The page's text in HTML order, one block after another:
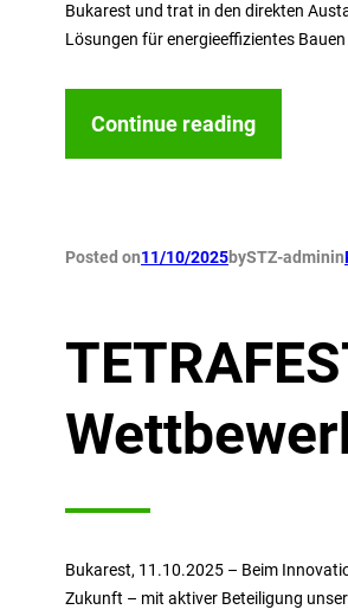
Bukarest und trat in den direkten
Lösungen für energieeffizientes
Continue reading
Posted on11/10/2025bySTZ-adminin
Bukarest, 11.10.2025 – Beim
Zukunft – mit aktiver Beteiligung